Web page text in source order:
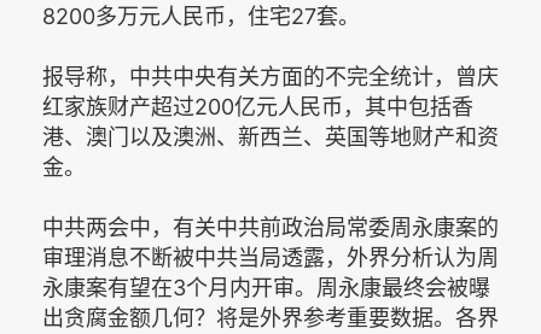
8200多万元人民币，住宅27套。
报导称，中共中央有关方面的不完全统计，曾庆
红家族财产超过200亿元人民币，其中包括香
港、澳门以及澳洲、新西兰、英国等地财产和资
金。
中共两会中，有关中共前政治局常委周永康案的
审理消息不断被中共当局透露，外界分析认为周
永康案有望在3个月内开审。周永康最终会被曝
出贪腐金额几何？将是外界参考重要数据。各界